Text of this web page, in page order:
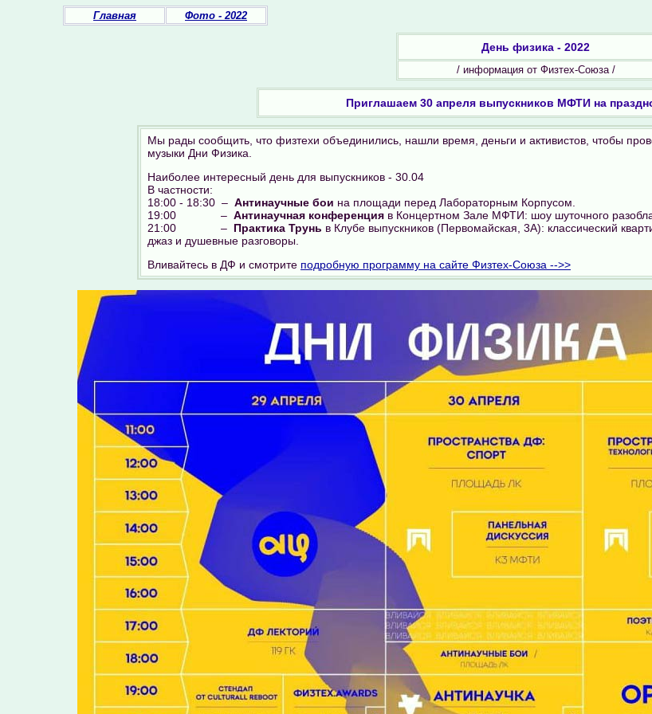
Главная Фото - 2022
День физика - 2022
/ информация от Физтех-Союза /
Приглашаем 30 апреля выпускников МФТИ на
Мы рады сообщить, что физтехи объединились, нашли время, деньги и активистов, чтобы
музыки Дни Физика.
Наиболее интересный день для выпускников - 30.04
В частности:
18:00 - 18:30 – Антинаучные бои на площади перед Лабораторным Корпусом.
19:00 – Антинаучная конференция в Концертном Зале МФТИ: шоу шуточного
21:00 – Практика Трунь в Клубе выпускников (Первомайская, 3А): классический
джаз и душевные разговоры.
Вливайтесь в ДФ и смотрите подробную программу на сайте Физтех-Союза -->>